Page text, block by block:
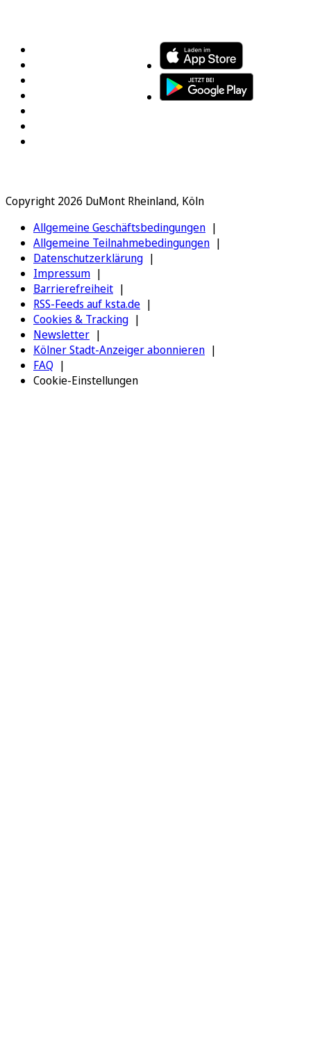
Copyright 2026 DuMont Rheinland, Köln
Allgemeine Geschäftsbedingungen
Allgemeine Teilnahmebedingungen
Datenschutzerklärung
Impressum
Barrierefreiheit
RSS-Feeds auf ksta.de
Cookies & Tracking
Newsletter
Kölner Stadt-Anzeiger abonnieren
FAQ
Cookie-Einstellungen